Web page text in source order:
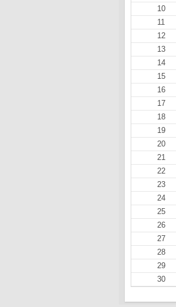
10
11
12
13
14
15
16
17
18
19
20
21
22
23
24
25
26
27
28
29
30